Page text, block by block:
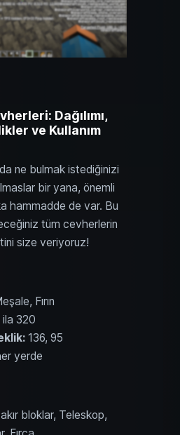
Dağılımı,
ve Kullanım
ne bulmak istediğinizi
bir yana, önemli
hammadde de var. Bu
tüm cevherlerin
size veriyoruz!
Fırın
ila 320
136, 95
yerde
bloklar, Teleskop,